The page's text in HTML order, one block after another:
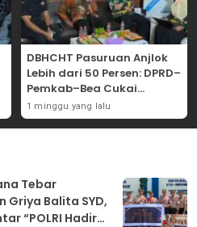
DBHCHT Pasuruan Anjlok
Lebih dari 50 Persen: DPRD–
Pemkab–Bea Cukai
Perkuat Perang Melawan
Peredaran Rokok Ilegal
1 minggu yang lalu
Tebar
Griya Balita SYD,
“POLRI Hadir